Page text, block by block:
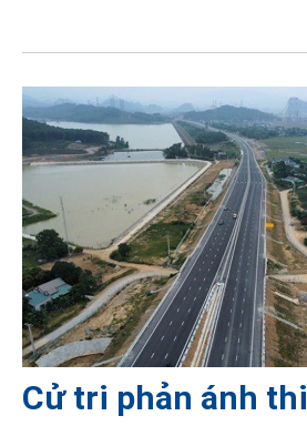
Cử tri phản ánh